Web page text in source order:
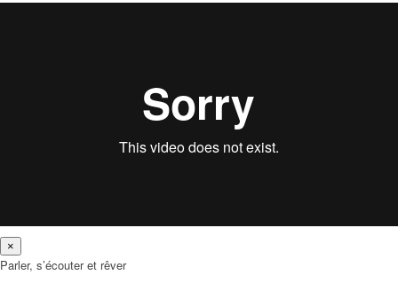
×
Parler, s’écouter et rêver